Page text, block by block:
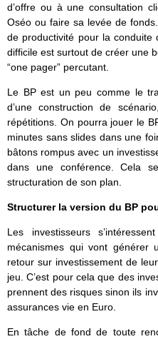
d’offre ou à une consultation
Oséo ou faire sa levée de
de productivité pour la
difficile est surtout de créer une
“one pager” percutant.
Le BP est un peu comme le
d’une construction de
répétitions. On pourra jouer le
minutes sans slides dans une
bâtons rompus avec un
dans une conférence. Cela
structuration de son plan.
Structurer la version du BP
Les investisseurs
mécanismes qui vont générer
retour sur investissement de
jeu. C’est pour cela que des
prennent des risques sinon ils
assurances vie en Euro.
En tâche de fond de toute